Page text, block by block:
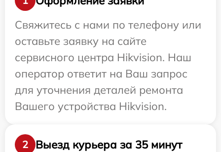
Свяжитесь с нами по телефону или
оставьте заявку на сайте
сервисного центра Hikvision. Наш
оператор ответит на Ваш запрос
для уточнения деталей ремонта
Вашего устройства Hikvision.
2
Выезд курьера за 35 минут